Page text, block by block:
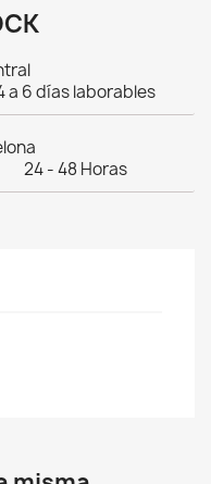
a 6 días laborables
24 - 48 Horas